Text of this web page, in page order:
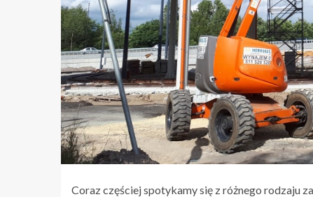
Coraz częściej spotykamy się z różnego rodzaju